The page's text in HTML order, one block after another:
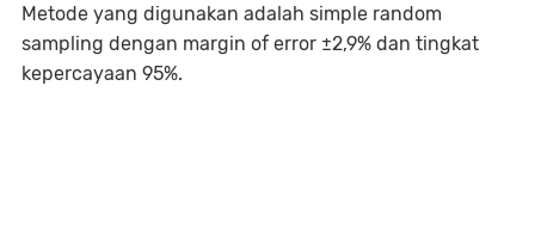
Metode yang digunakan adalah simple random
sampling dengan margin of error ±2,9% dan tingkat
kepercayaan 95%.